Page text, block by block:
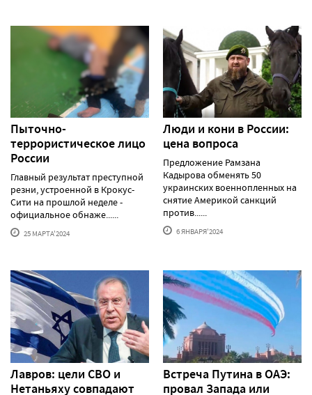
Пыточно-
террористическое лицо
России
Главный результат преступной
резни, устроенной в Крокус-
Сити на прошлой неделе -
официальное обнаже......
25 МАРТА'2024
Люди и кони в России:
цена вопроса
Предложение Рамзана
Кадырова обменять 50
украинских военнопленных на
снятие Америкой санкций
против......
6 ЯНВАРЯ'2024
Лавров: цели СВО и
Нетаньяху совпадают
Встреча Путина в ОАЭ:
провал Запада или